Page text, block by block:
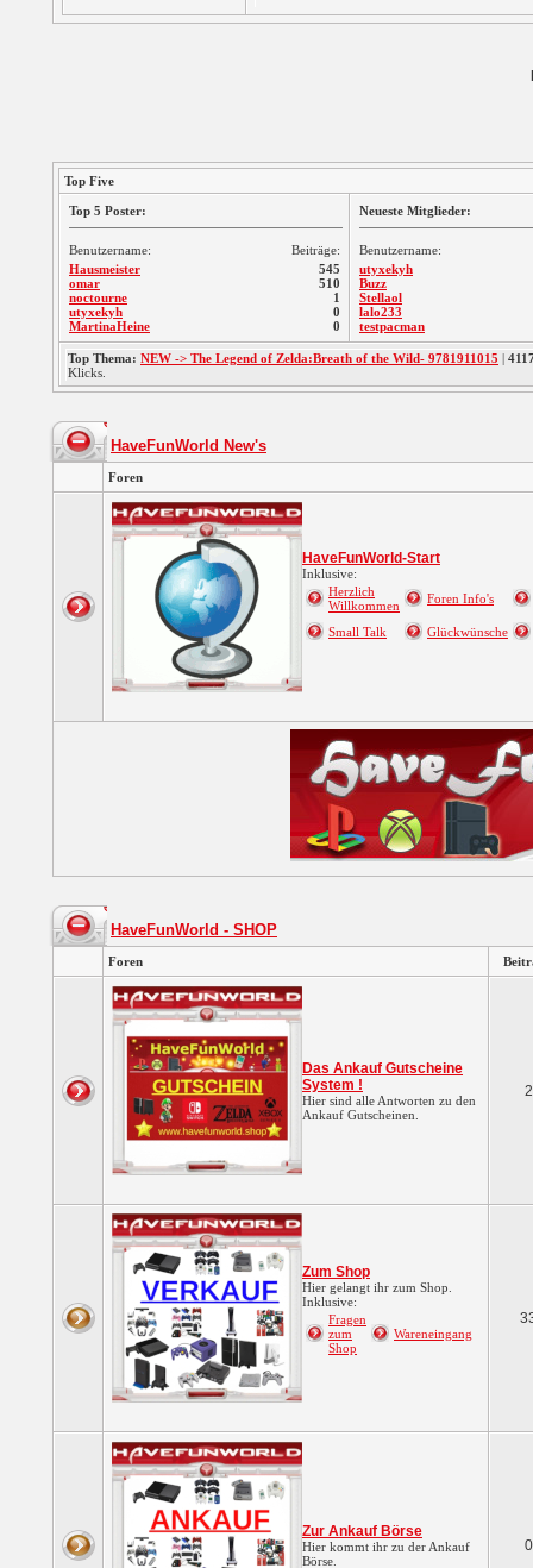
Top Five
Top 5 Poster:
Benutzername:
Beiträge:
Hausmeister
omar
noctourne
utyxekyh
MartinaHeine
545
510
1
0
0
Neueste Mitglieder:
Benutzername:
utyxekyh
Buzz
Stellaol
lalo233
testpacman
Top Thema: NEW -> The Legend of Zelda:Breath of the Wild- 9781911015 |
Klicks.
HaveFunWorld New's
Foren
HaveFunWorld-Start
Inklusive:
Herzlich
Willkommen
Foren Info's
Small Talk Glückwünsche
HaveFunWorld - SHOP
Foren
Das Ankauf Gutscheine
System !
Hier sind alle Antworten zu den
Ankauf Gutscheinen.
2
Zum Shop
Hier gelangt ihr zum Shop.
Inklusive:
Fragen
zum
Shop
Wareneingang
Zur Ankauf Börse
Hier kommt ihr zu der Ankauf
Börse.
0